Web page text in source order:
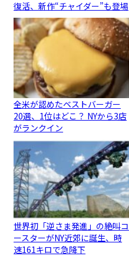
復活、新作“チャイダー”も登場
全米が認めたベストバーガー
20選、1位はどこ？ NYから3店
がランクイン
世界初「逆さま発進」の絶叫コ
ースターがNY近郊に誕生、時
速161キロで急降下